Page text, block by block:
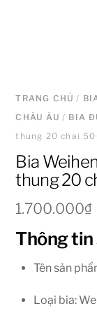
TRANG CHỦ /
CHÂU ÂU / BIA
thung 20 chai
Bia
thung 20
1.700.000₫
Thông tin
Tên sản
Loại bia: